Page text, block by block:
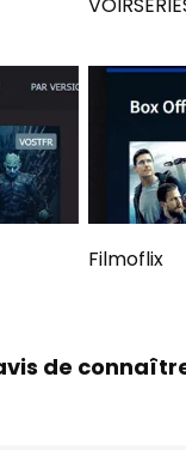
Filmoflix
de